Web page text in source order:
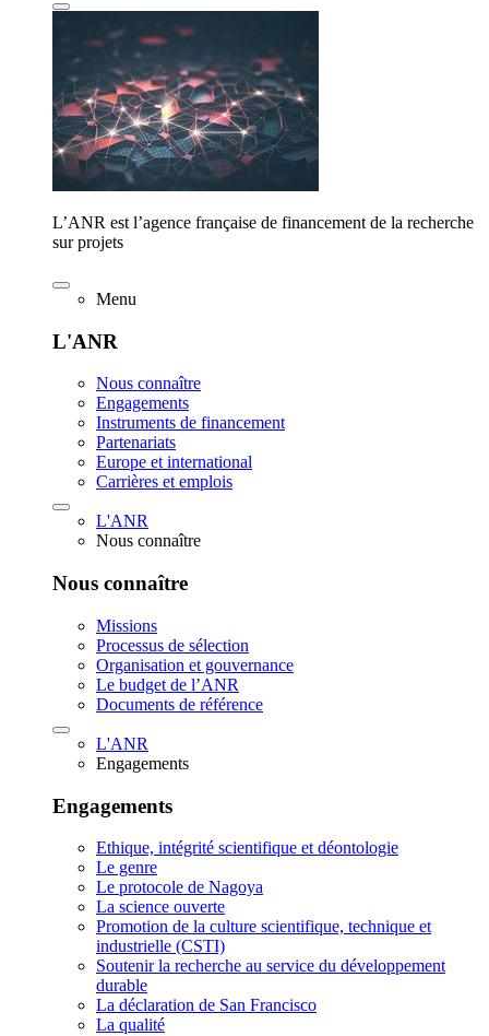
L’ANR est l’agence française de financement de la recherche
sur projets
Menu
L'ANR
Nous connaître
Engagements
Instruments de financement
Partenariats
Europe et international
Carrières et emplois
L'ANR
Nous connaître
Nous connaître
Missions
Processus de sélection
Organisation et gouvernance
Le budget de l’ANR
Documents de référence
L'ANR
Engagements
Engagements
Ethique, intégrité scientifique et déontologie
Le genre
Le protocole de Nagoya
La science ouverte
Promotion de la culture scientifique, technique et
industrielle (CSTI)
Soutenir la recherche au service du développement
durable
La déclaration de San Francisco
La qualité